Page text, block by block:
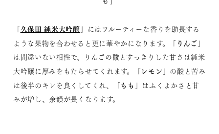
「久保田 純米大吟醸 」にはフルーティーな香りを助長する
ような果物を合わせると更に華やかになります。「 りんご 」
は間違いない相性で、りんごの酸とすっきりした甘さは純米
大吟醸に厚みをもたらせてくれます。「レモン 」の酸と苦み
は後半のキレを良くしてくれ、「もも 」はふくよかさと甘
みが増し、余韻が長くなります。